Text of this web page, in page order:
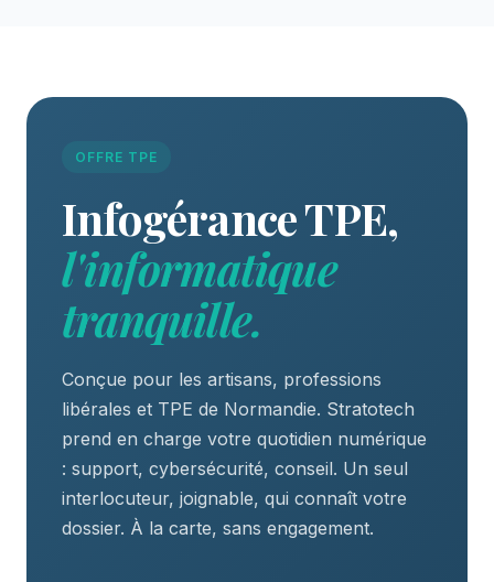
OFFRE TPE
Infogérance TPE,
l'informatique
tranquille.
Conçue pour les artisans, professions
libérales et TPE de Normandie. Stratotech
prend en charge votre quotidien numérique
: support, cybersécurité, conseil. Un seul
interlocuteur, joignable, qui connaît votre
dossier. À la carte, sans engagement.